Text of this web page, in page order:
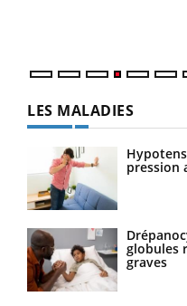
LES MALADIES
pression
globules
graves